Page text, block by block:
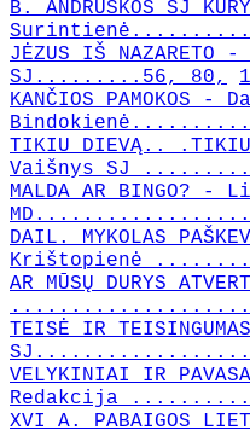
B. ANDRUŠKOS SJ
JĖZUS IŠ
SJ.........56, 80,
KANČIOS PAMOKOS -
TIKIU DIEVĄ.. .TIKIU
Vaišnys SJ
MALDA AR BINGO? -
DAIL. MYKOLAS
Krištopienė
AR MŪSŲ DURYS
TEISĖ IR
VELYKINIAI IR
Redakcija
XVI A. PABAIGOS